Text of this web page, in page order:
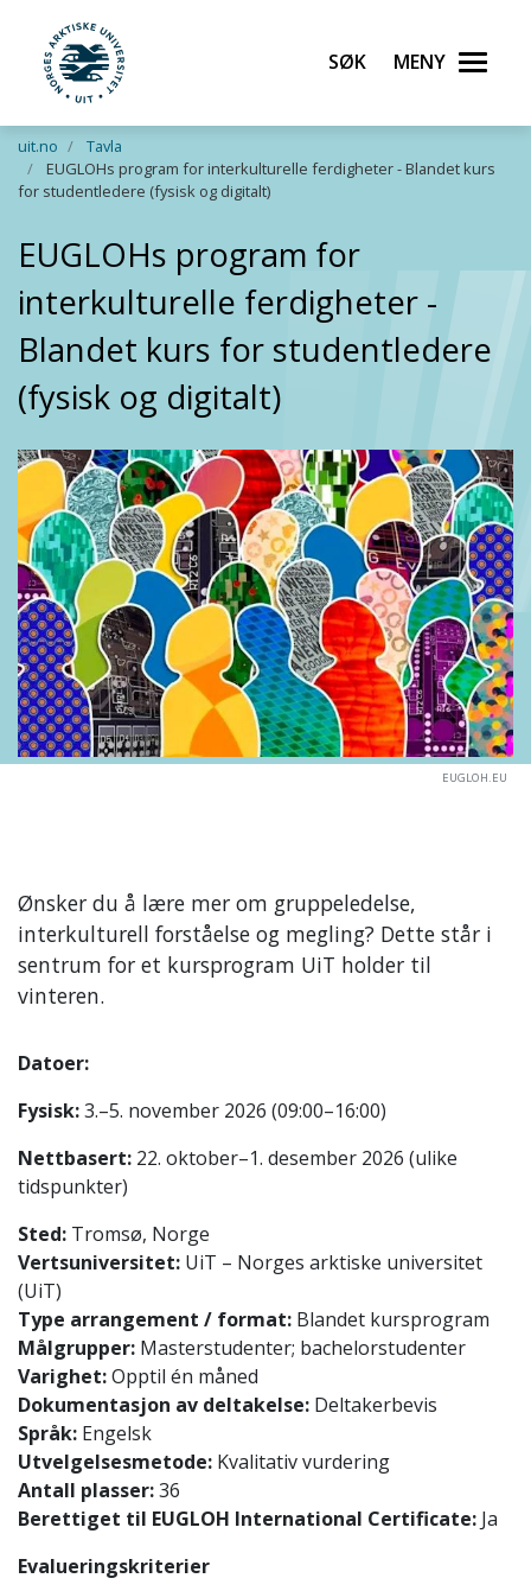
Gå til hovedinnhold
UiT Norges arktiske universitet
Søk Meny
uit.no
Tavla
EUGLOHs program for interkulturelle ferdigheter - Blandet kurs
for studentledere (fysisk og digitalt)
EUGLOHs program for
interkulturelle ferdigheter -
Blandet kurs for studentledere
(fysisk og digitalt)
EUGLOH.EU
Ønsker du å lære mer om gruppeledelse,
interkulturell forståelse og megling? Dette står i
sentrum for et kursprogram UiT holder til
vinteren.
Datoer:
Fysisk:3.–5. november 2026 (09:00–16:00)
Nettbasert: 22. oktober–1. desember 2026 (ulike
tidspunkter)
Sted: Tromsø, Norge
Vertsuniversitet: UiT – Norges arktiske universitet
(UiT)
Type arrangement / format: Blandet kursprogram
Målgrupper: Masterstudenter; bachelorstudenter
Varighet:Opptil én måned
Dokumentasjon av deltakelse: Deltakerbevis
Språk: Engelsk
Utvelgelsesmetode: Kvalitativ vurdering
Antall plasser:36
Berettiget til EUGLOH International Certificate: Ja
Evalueringskriterier